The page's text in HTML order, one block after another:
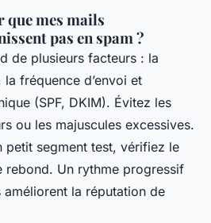
que mes mails
pas en spam ?
de plusieurs facteurs : la
fréquence d’envoi et
(SPF, DKIM). Évitez les
ou les majuscules excessives.
petit segment test, vérifiez le
rebond. Un rythme progressif
la réputation de